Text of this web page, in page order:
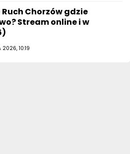
Chorzów gdzie
Stream online i w
2026, 10:19